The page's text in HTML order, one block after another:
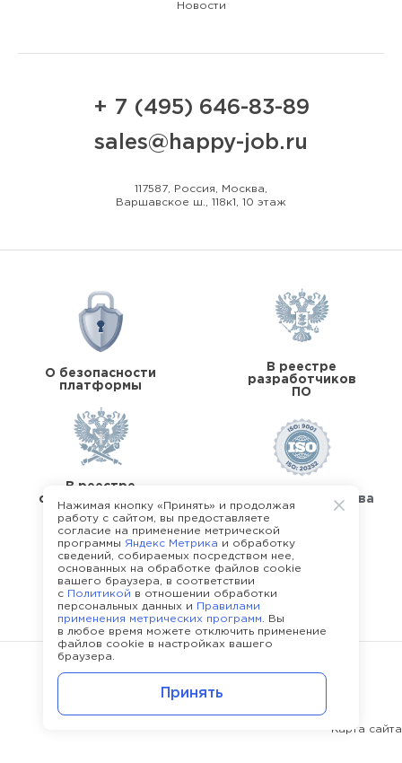
Новости
+ 7 (495) 646-83-89
sales@happy-job.ru
117587, Россия, Москва,
Варшавское ш., 118к1, 10 этаж
О безопасности
платформы
В реестре
разработчиков
ПО
В реестре
операторов перс.
данных
Стандарты качества
О команде Happy Job
©2013 - 2026.
Политика конфиденциальности
Карта сайта
Нажимая кнопку «Принять» и продолжая
работу с сайтом, вы предоставляете
согласие на применение метрической
программы Яндекс Метрика и обработку
сведений, собираемых посредством нее,
основанных на обработке файлов cookie
вашего браузера, в соответствии
с Политикой в отношении обработки
персональных данных и
Правилами
применения метрических программ . Вы
в любое время можете отключить применение
файлов cookie в настройках вашего
браузера.
Принять